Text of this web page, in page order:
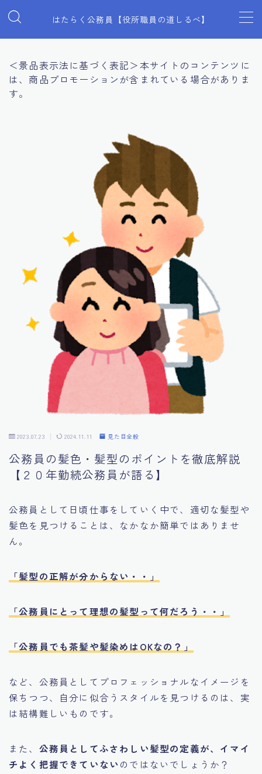
はたらく公務員【役所職員の道しるべ】
MENU
見た目全般
福利厚生
お金の話
マイレコメンド
公務員特化型無料メール講座
＜景品表示法に基づく表記＞本サイトのコンテンツに
は、商品プロモーションが含まれている場合がありま
す。
2023.07.23 2024.11.11 見た目全般
公務員の髪色・髪型のポイントを徹底解説
【２０年勤続公務員が語る】
公務員として日頃仕事をしていく中で、適切な髪型や
髪色を見つけることは、なかなか簡単ではありませ
ん。
「髪型の正解が分からない・・」
「公務員にとって理想の髪型って何だろう・・」
「公務員でも茶髪や髪染めはOKなの？」
など、公務員としてプロフェッショナルなイメージを
保ちつつ、自分に似合うスタイルを見つけるのは、実
は結構難しいものです。
また、 公務員としてふさわしい髪型の定義が、イマイ
チよく把握できていないのではないでしょうか？